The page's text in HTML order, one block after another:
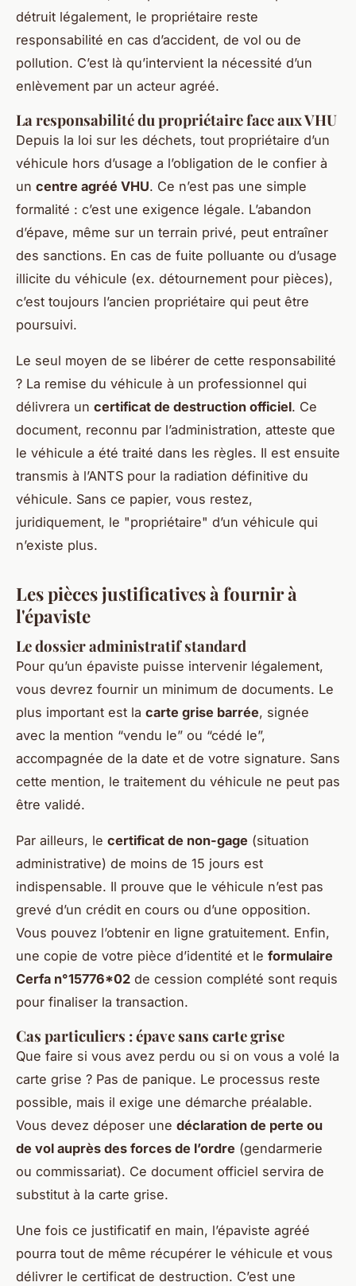
détruit légalement, le propriétaire reste
responsabilité en cas d’accident, de vol ou de
pollution. C’est là qu’intervient la nécessité d’un
enlèvement par un acteur agréé.
La responsabilité du propriétaire face aux VHU
Depuis la loi sur les déchets, tout propriétaire d’un
véhicule hors d’usage a l’obligation de le confier à
un centre agréé VHU. Ce n’est pas une simple
formalité : c’est une exigence légale. L’abandon
d’épave, même sur un terrain privé, peut entraîner
des sanctions. En cas de fuite polluante ou d’usage
illicite du véhicule (ex. détournement pour pièces),
c’est toujours l’ancien propriétaire qui peut être
poursuivi.
Le seul moyen de se libérer de cette responsabilité
? La remise du véhicule à un professionnel qui
délivrera un certificat de destruction officiel. Ce
document, reconnu par l’administration, atteste que
le véhicule a été traité dans les règles. Il est ensuite
transmis à l’ANTS pour la radiation définitive du
véhicule. Sans ce papier, vous restez,
juridiquement, le "propriétaire" d’un véhicule qui
n’existe plus.
Les pièces justificatives à fournir à
l'épaviste
Le dossier administratif standard
Pour qu’un épaviste puisse intervenir légalement,
vous devrez fournir un minimum de documents. Le
plus important est la carte grise barrée, signée
avec la mention “vendu le” ou “cédé le”,
accompagnée de la date et de votre signature. Sans
cette mention, le traitement du véhicule ne peut pas
être validé.
Par ailleurs, le certificat de non-gage (situation
administrative) de moins de 15 jours est
indispensable. Il prouve que le véhicule n’est pas
grevé d’un crédit en cours ou d’une opposition.
Vous pouvez l’obtenir en ligne gratuitement. Enfin,
une copie de votre pièce d’identité et le formulaire
Cerfa n°15776*02 de cession complété sont requis
pour finaliser la transaction.
Cas particuliers : épave sans carte grise
Que faire si vous avez perdu ou si on vous a volé la
carte grise ? Pas de panique. Le processus reste
possible, mais il exige une démarche préalable.
Vous devez déposer une déclaration de perte ou
de vol auprès des forces de l’ordre (gendarmerie
ou commissariat). Ce document officiel servira de
substitut à la carte grise.
Une fois ce justificatif en main, l’épaviste agréé
pourra tout de même récupérer le véhicule et vous
délivrer le certificat de destruction. C’est une